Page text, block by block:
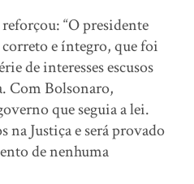
“O presidente
e íntegro, que foi
de interesses escusos
Com Bolsonaro,
que seguia a lei.
na Justiça e será provado
de nenhuma